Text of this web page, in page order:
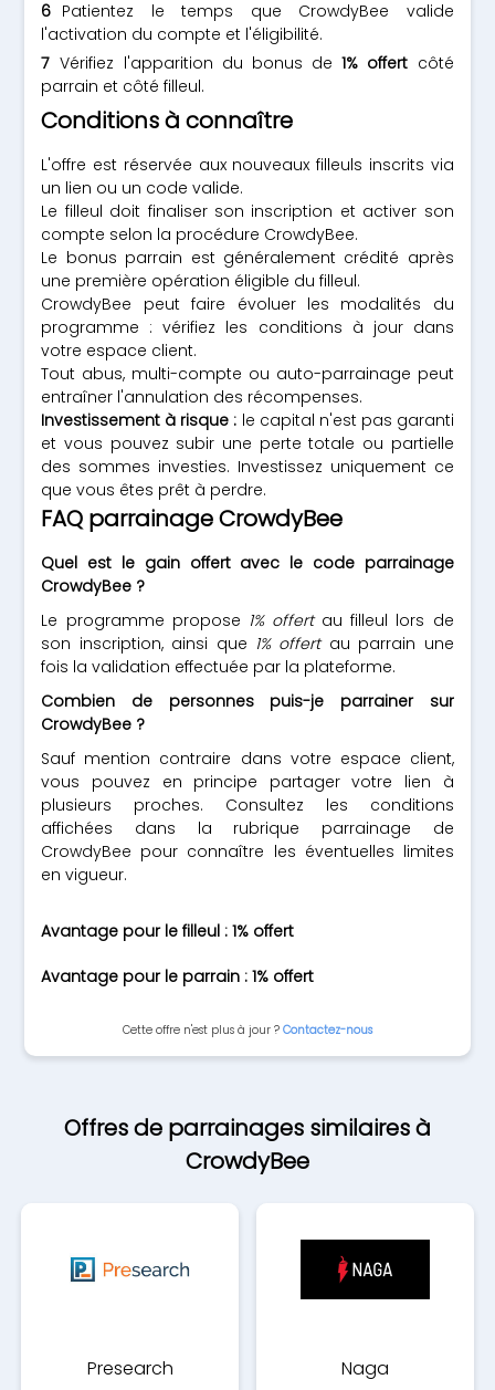
Patientez le temps que CrowdyBee valide
l'activation du compte et l'éligibilité.
Vérifiez l'apparition du bonus de1% offert côté
parrain et côté filleul.
Conditions à connaître
L'offre est réservée aux nouveaux filleuls inscrits via
un lien ou un code valide.
Le filleul doit finaliser son inscription et activer son
compte selon la procédure CrowdyBee.
Le bonus parrain est généralement crédité après
une première opération éligible du filleul.
CrowdyBee peut faire évoluer les modalités du
programme : vérifiez les conditions à jour dans
votre espace client.
Tout abus, multi-compte ou auto-parrainage peut
entraîner l'annulation des récompenses.
Investissement à risque : le capital n'est pas garanti
et vous pouvez subir une perte totale ou partielle
des sommes investies. Investissez uniquement ce
que vous êtes prêt à perdre.
FAQ parrainage CrowdyBee
Quel est le gain offert avec le code parrainage
CrowdyBee ?
Le programme propose 1% offertau filleul lors de
son inscription, ainsi que 1% offertau parrain une
fois la validation effectuée par la plateforme.
Combien de personnes puis-je parrainer sur
CrowdyBee ?
Sauf mention contraire dans votre espace client,
vous pouvez en principe partager votre lien à
plusieurs proches. Consultez les conditions
affichées dans la rubrique parrainage de
CrowdyBee pour connaître les éventuelles limites
en vigueur.
Avantage pour le filleul : 1% offert
Avantage pour le parrain : 1% offert
Cette offre n'est plus à jour ? Contactez-nous
Offres de parrainages similaires à
CrowdyBee
Presearch Naga